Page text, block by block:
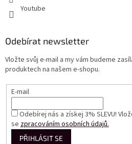
Youtube
Odebírat newsletter
Vložte svůj e-mail a my vám budeme
produktech na našem e-shopu.
E-mail
Odebírej nás a získej 3% SLEVU!
sezpracováním osobních údajů.
PŘIHLÁSIT SE